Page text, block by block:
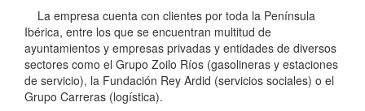
La empresa cuenta con clientes por toda la Península
Ibérica, entre los que se encuentran multitud de
ayuntamientos y empresas privadas y entidades de diversos
sectores como el Grupo Zoilo Ríos (gasolineras y estaciones
de servicio), la Fundación Rey Ardid (servicios sociales) o el
Grupo Carreras (logística).